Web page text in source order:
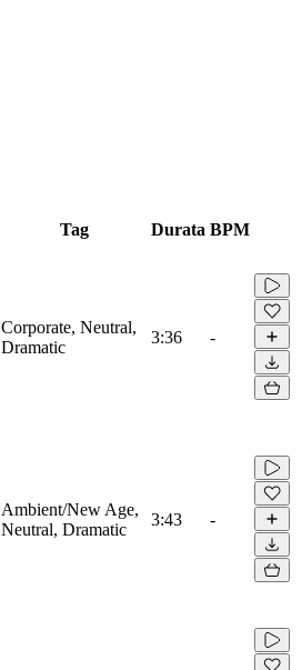
Tag Durata BPM
Corporate, Neutral,
Dramatic
3:36 -
Ambient/New Age,
Neutral, Dramatic
3:43 -